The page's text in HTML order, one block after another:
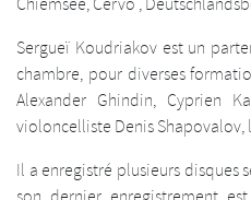
Sergueï Koudriakov est un
chambre, pour diverses
Alexander Ghindin, Cyprien
violoncelliste Denis
Il a enregistré plusieurs disques